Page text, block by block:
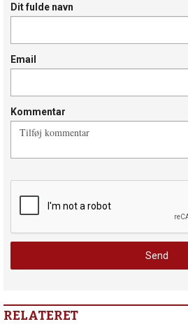
Dit fulde navn
Email
Kommentar
RELATERET